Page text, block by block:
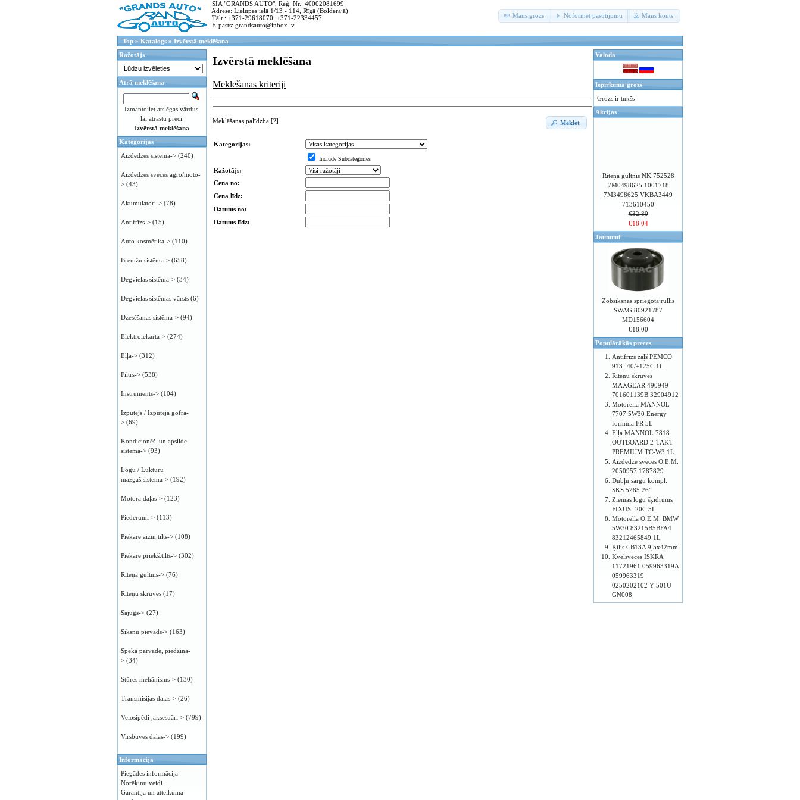
Mans grozs Noformēt pasūtījumu Mans konts
SIA "GRANDS AUTO", Reģ. Nr.: 40002081699
Adrese: Lielupes ielā 1/13 - 114, Rīgā (Bolderajā)
Tālr.: +371-29618070, +371-22334457
E-pasts: grandsauto@inbox.lv
Top » Katalogs » Izvērstā meklēšana
Izvērstā meklēšana
Meklēšanas kritēriji
Meklēšanas palīdzba [?] Meklēt
Kategorijas:
Include Subcategories
Ražotājs:
Cena no:
Cena līdz:
Datums no:
Datums līdz:
Ražotājs
Ātrā meklēšana
Izmantojiet atslēgas vārdus,
lai atrastu preci.
Izvērstā meklēšana
Kategorijas
Aizdedzes sistēma-> (240)
Aizdedzes sveces agro/moto-
> (43)
Akumulatori-> (78)
Antifrīzs-> (15)
Auto kosmētika-> (110)
Bremžu sistēma-> (658)
Degvielas sistēma-> (34)
Degvielas sistēmas vārsts (6)
Dzesēšanas sistēma-> (94)
Elektroiekārta-> (274)
Eļļa-> (312)
Filtrs-> (538)
Instruments-> (104)
Izpūtējs / Izpūtēja gofra-
> (69)
Kondicionēš. un apsilde
sistēma-> (93)
Logu / Lukturu
mazgaš.sistema-> (192)
Motora daļas-> (123)
Piederumi-> (113)
Piekare aizm.tilts-> (108)
Piekare priekš.tilts-> (302)
Riteņa gultnis-> (76)
Riteņu skrūves (17)
Sajūgs-> (27)
Siksnu pievads-> (163)
Spēka pārvade, piedziņa-
> (34)
Stūres mehānisms-> (130)
Transmisijas daļas-> (26)
Velosipēdi ,aksesuāri-> (799)
Virsbūves daļas-> (199)
Informācija
Piegādes informācija
Norēķinu veidi
Garantija un atteikuma
Valoda
Iepirkuma grozs
Grozs ir tukšs
Akcijas
Riteņa gultnis NK 752528
7M0498625 1001718
7M3498625 VKBA3449
713610450
€32.80
€18.04
Jaunumi
Zobsiksnas spriegotājrullis
SWAG 80921787
MD156604
€18.00
Populārākās preces
Antifrīzs zaļš PEMCO
913 -40/+125C 1L
Riteņu skrūves
MAXGEAR 490949
701601139B 32904912
Motoreļļa MANNOL
7707 5W30 Energy
formula FR 5L
Eļļa MANNOL 7818
OUTBOARD 2-TAKT
PREMIUM TC-W3 1L
Aizdedze sveces O.E.M.
2050957 1787829
Dubļu sargu kompl.
SKS 5285 26"
Ziemas logu šķidrums
FIXUS -20C 5L
Motoreļļa O.E.M. BMW
5W30 83215B5BFA4
83212465849 1L
Ķīlis CB13A 9,5x42mm
Kvēlsveces ISKRA
11721961 059963319A
059963319
0250202102 Y-501U
GN008